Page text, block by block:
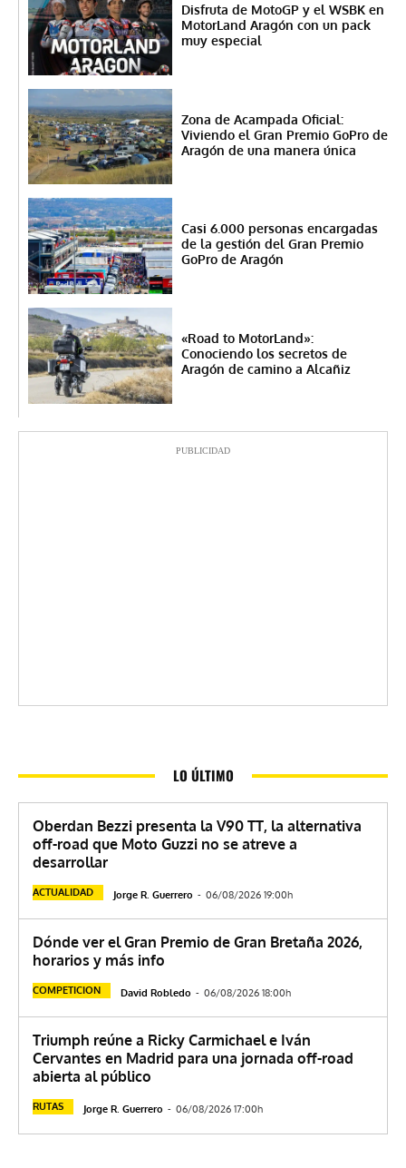
Disfruta de MotoGP y el WSBK en
MotorLand Aragón con un pack
muy especial
Zona de Acampada Oficial:
Viviendo el Gran Premio GoPro de
Aragón de una manera única
Casi 6.000 personas encargadas
de la gestión del Gran Premio
GoPro de Aragón
«Road to MotorLand»:
Conociendo los secretos de
Aragón de camino a Alcañiz
PUBLICIDAD
LO ÚLTIMO
Oberdan Bezzi presenta la V90 TT, la alternativa
off-road que Moto Guzzi no se atreve a
desarrollar
ACTUALIDAD Jorge R. Guerrero - 06/08/2026 19:00h
Dónde ver el Gran Premio de Gran Bretaña 2026,
horarios y más info
COMPETICION David Robledo - 06/08/2026 18:00h
Triumph reúne a Ricky Carmichael e Iván
Cervantes en Madrid para una jornada off-road
abierta al público
RUTAS Jorge R. Guerrero - 06/08/2026 17:00h